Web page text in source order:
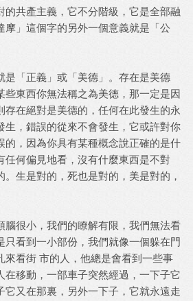
的共產主義，它不分階級，它是全部融
摩」這個字的另外一個意義就是「公
「正義」或「美德」。存在是美德
些東西你無法稱之為美德，那一定是因
存在絕對是美德的，任何在此發生的永
生，錯誤的從來不會發生，它或許對你
的，因為你具有某種概念說正確的是什
任何偏見地看，沒有什麼東西是不對
。生是對的，死也是對的，美是對的，
很小，我們的瞭解有限，我們無法看
只看到一小部份，我們就像一個躲在門
來看街 市的人，他總是會看到一些事
移動，一部車子突然經過，一下子它
它又在那裏，另外一下子，它就永遠走